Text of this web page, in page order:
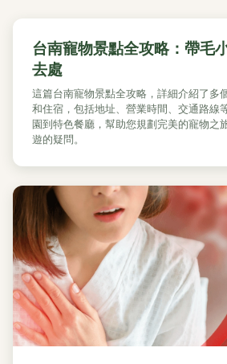
台南寵物景點全攻略：帶毛
去處
這篇台南寵物景點全攻略，詳細介紹了多
和住宿，包括地址、營業時間、交通路線
園到特色餐廳，幫助您規劃完美的寵物之
遊的疑問。